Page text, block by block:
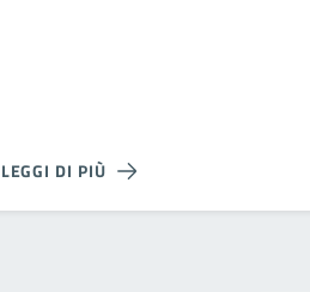
LEGGI DI PIÙ